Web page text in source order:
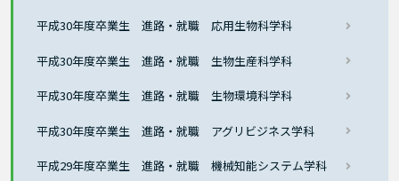
平成30年度卒業生 進路・就職 応用生物科学科
平成30年度卒業生 進路・就職 生物生産科学科
平成30年度卒業生 進路・就職 生物環境科学科
平成30年度卒業生 進路・就職 アグリビジネス学科
平成29年度卒業生 進路・就職 機械知能システム学科